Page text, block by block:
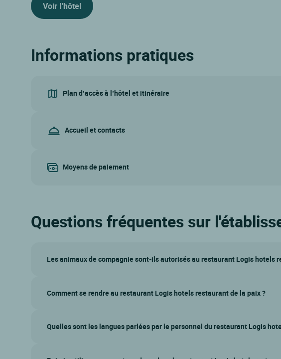
Voir l’hôtel
Informations pratiques
Plan d’accès à l’hôtel et itinéraire
Accueil et contacts
Moyens de paiement
Questions fréquentes sur
Les animaux de compagnie sont-ils autorisés au restaurant Logis hotels
Comment se rendre au restaurant Logis hotels restaurant de la paix ?
Quelles sont les langues parlées par le personnel du restaurant Logis